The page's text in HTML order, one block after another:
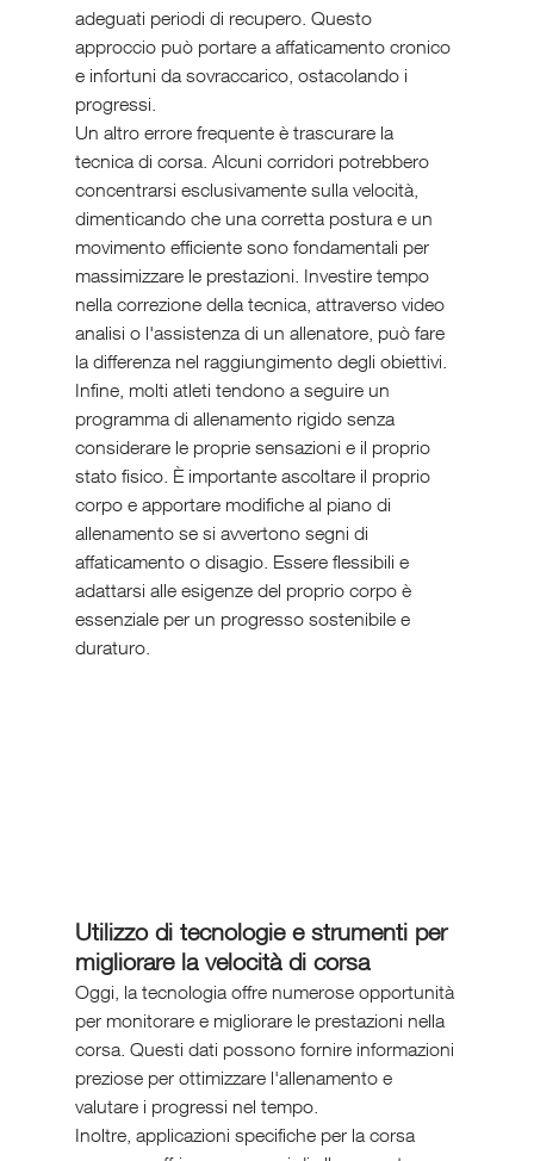
adeguati periodi di recupero. Questo
approccio può portare a affaticamento cronico
e infortuni da sovraccarico, ostacolando i
progressi.
Un altro errore frequente è trascurare la
tecnica di corsa. Alcuni corridori potrebbero
concentrarsi esclusivamente sulla velocità,
dimenticando che una corretta postura e un
movimento efficiente sono fondamentali per
massimizzare le prestazioni. Investire tempo
nella correzione della tecnica, attraverso video
analisi o l'assistenza di un allenatore, può fare
la differenza nel raggiungimento degli obiettivi.
Infine, molti atleti tendono a seguire un
programma di allenamento rigido senza
considerare le proprie sensazioni e il proprio
stato fisico. È importante ascoltare il proprio
corpo e apportare modifiche al piano di
allenamento se si avvertono segni di
affaticamento o disagio. Essere flessibili e
adattarsi alle esigenze del proprio corpo è
essenziale per un progresso sostenibile e
duraturo.
Utilizzo di tecnologie e strumenti per
migliorare la velocità di corsa
Oggi, la tecnologia offre numerose opportunità
per monitorare e migliorare le prestazioni nella
corsa. Questi dati possono fornire informazioni
preziose per ottimizzare l'allenamento e
valutare i progressi nel tempo.
Inoltre, applicazioni specifiche per la corsa